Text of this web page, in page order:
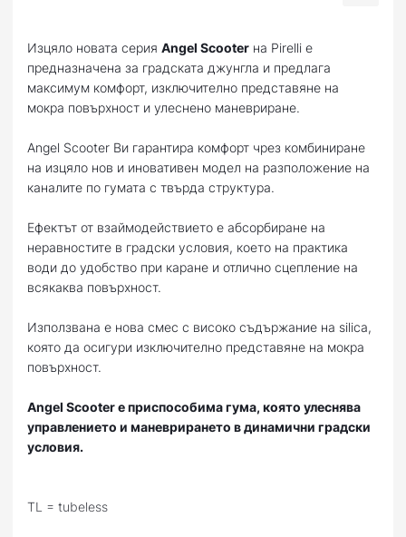
Изцяло новата серия Angel Scooter на Pirelli е
предназначена за градската джунгла и предлага
максимум комфорт, изключително представяне на
мокра повърхност и улеснено маневриране.
Angel Scooter Ви гарантира комфорт чрез комбиниране
на изцяло нов и иновативен модел на разположение на
каналите по гумата с твърда структура.
Ефектът от взаймодействието е абсорбиране на
неравностите в градски условия, което на практика
води до удобство при каране и отлично сцепление на
всякаква повърхност.
Използвана е нова смес с високо съдържание на silica,
която да осигури изключително представяне на мокра
повърхност.
Angel Scooter е приспособима гума, която улеснява
управлението и маневрирането в динамични градски
условия.
TL = tubeless